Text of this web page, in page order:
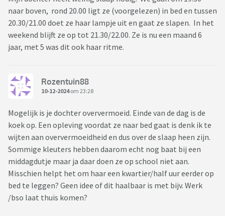
naar boven, rond 20.00 ligt ze (voorgelezen) in bed en tussen
20.30/21.00 doet ze haar lampje uit en gaat ze slapen. In het
weekend blijft ze op tot 21.30/22.00. Ze is nu een maand 6
jaar, met 5 was dit ook haar ritme.
Rozentuin88
10-12-2024om 23:28
Mogelijk is je dochter oververmoeid. Einde van de dag is de
koek op. Een opleving voordat ze naar bed gaat is denk ik te
wijten aan oververmoeidheid en dus over de slaap heen zijn.
Sommige kleuters hebben daarom echt nog baat bij een
middagdutje maar ja daar doen ze op school niet aan.
Misschien helpt het om haar een kwartier/half uur eerder op
bed te leggen? Geen idee of dit haalbaar is met bijv. Werk
/bso laat thuis komen?